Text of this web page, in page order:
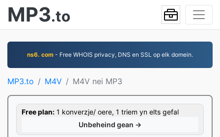
MP3.to
ns6. com - Free WHOIS privacy, DNS en SSL op elk domein.
MP3.to M4V M4V nei MP3
Free plan: 1 konverzje/ oere, 1 triem yn elts gefal
Unbeheind gean →